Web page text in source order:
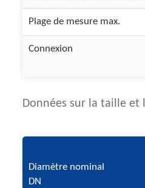
Plage de mesure max.
Connexion
Données sur la taille et
Diamètre nominal
DN